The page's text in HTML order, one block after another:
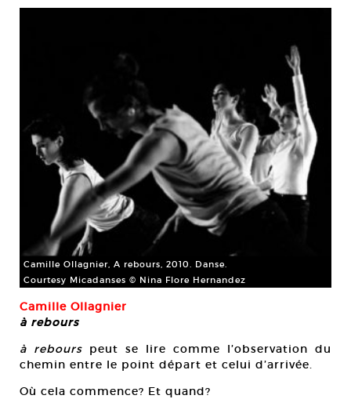
Camille Ollagnier, A rebours, 2010. Danse.
Courtesy Micadanses © Nina Flore Hernandez
Camille Ollagnier
à rebours
à rebours peut se lire comme l’observation du
chemin entre le point départ et celui d’arrivée.
Où cela commence? Et quand?